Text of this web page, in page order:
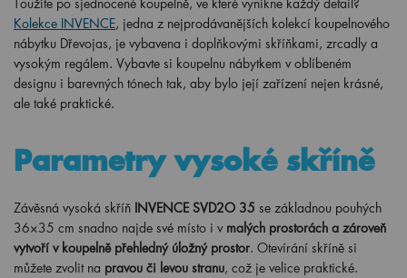
nábytku Dřevojas, je vybavena i doplňkovými skříňkami, zrcadly a
vysokým regálem. Vybavte si koupelnu nábytkem v oblíbeném
designu i barevných tónech tak, aby bylo její zařízení nejen krásné,
ale také praktické.
Parametry vysoké skříně
36×35 cm snadno najde své místo i vmalých prostorách a zároveň
vytvoří v koupelně přehledný úložný prostor. Otevírání skříně si
můžete zvolit napravou či levou stranu, což je velice praktické.
Design dvoudvéřové skříňky je doplněn o stylovou niku ve středu a ve